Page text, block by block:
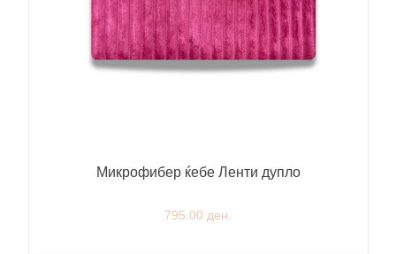
Микрофибер ќебе Ленти дупло
795.00 ден.